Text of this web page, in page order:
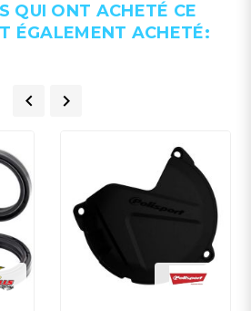
QUI ONT ACHETÉ CE
ÉGALEMENT ACHETÉ:
 